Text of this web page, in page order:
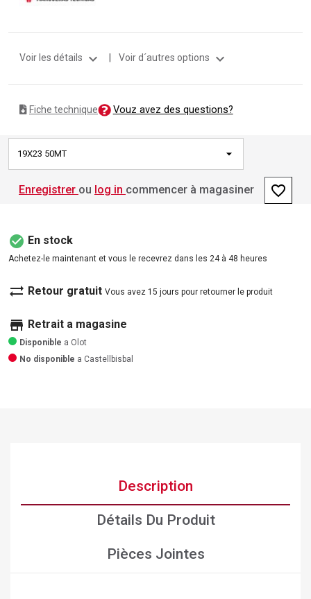
Voir les détails expand_more Voir d´autres options expand_more
Fiche technique Vouz avez des questions?
19X23 50MT
Enregistrer ou log in commencer à magasiner favorite_border
check_circle En stock
Achetez-le maintenant et vous le recevrez dans les 24 à 48 heures
sync_alt Retour gratuit Vous avez 15 jours pour retourner le produit
store Retrait a magasine
Disponible a Olot
No disponible a Castellbisbal
Description
Détails Du Produit
Pièces Jointes